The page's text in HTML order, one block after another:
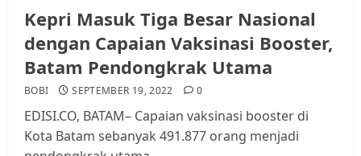
Kepri Masuk Tiga Besar Nasional
dengan Capaian Vaksinasi Booster,
Batam Pendongkrak Utama
BOBI SEPTEMBER 19, 2022 0
EDISI.CO, BATAM– Capaian vaksinasi booster di
Kota Batam sebanyak 491.877 orang menjadi